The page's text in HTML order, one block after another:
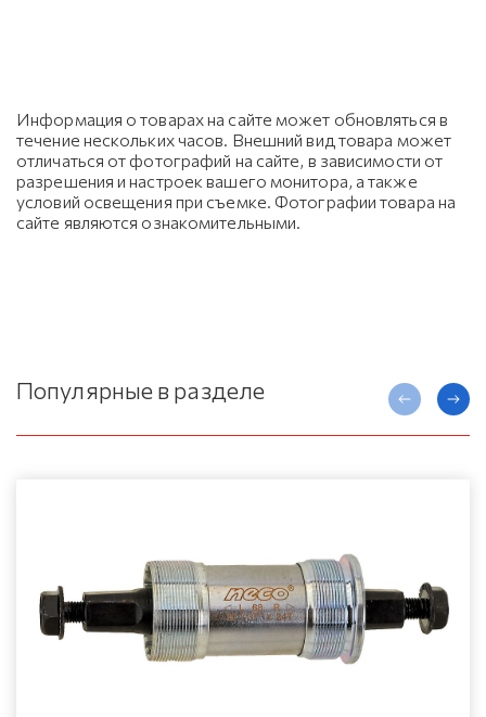
Информация о товарах на сайте может обновляться в
течение нескольких часов. Внешний вид товара может
отличаться от фотографий на сайте, в зависимости от
разрешения и настроек вашего монитора, а также
условий освещения при съемке. Фотографии товара на
сайте являются ознакомительными.
Популярные в разделе